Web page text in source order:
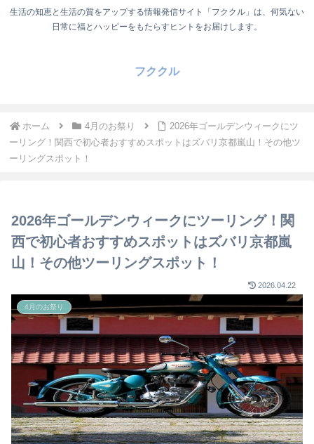
生活の知恵と生活の質をアップする情報発信サイト「フククル」は、何気ない
日常に福とハッピーをもたらすヒントをお届けします。
フククル
ホーム 4月のお祭り
2026年ゴールデンウィークにツ
ーリング！関西で初心者おすすめスポットはズバリ京都嵐山！その他ツ
ーリングスポット！
2026年ゴールデンウィークにツーリング！関
西で初心者おすすめスポットはズバリ京都嵐
山！その他ツーリングスポット！
2026.04.22
4月のお祭り